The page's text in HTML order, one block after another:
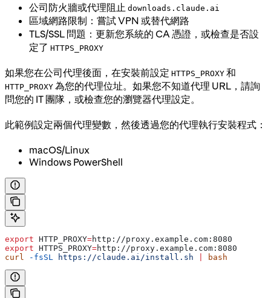
公司防火牆或代理阻止 downloads.claude.ai
區域網路限制：嘗試 VPN 或替代網路
TLS/SSL 問題：更新您系統的 CA 憑證，或檢查是否設
定了 HTTPS_PROXY
如果您在公司代理後面，在安裝前設定 HTTPS_PROXY 和
HTTP_PROXY 為您的代理位址。如果您不知道代理 URL，請詢
問您的 IT 團隊，或檢查您的瀏覽器代理設定。
此範例設定兩個代理變數，然後透過您的代理執行安裝程式：
macOS/Linux
Windows PowerShell
export HTTP_PROXY=http ://proxy . example . com : 8080
export HTTPS_PROXY=http ://proxy . example . com : 8080
curl
-fsSL https://claude.ai/install.sh bash